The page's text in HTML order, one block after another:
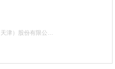
津）股份有限公…